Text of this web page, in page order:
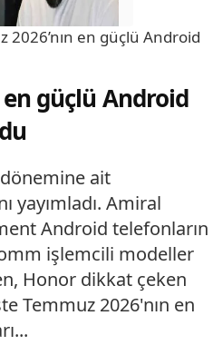
2026’nın en güçlü Android
en güçlü Android
ait
yayımladı. Amiral
Android telefonların
işlemcili modeller
Honor dikkat çeken
Temmuz 2026'nın en